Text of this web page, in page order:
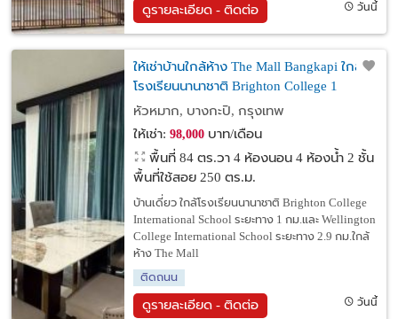
ดูรายละเอียด - ติดต่อ วันนี้
ให้เช่าบ้านใกล้ห้าง The Mall Bangkapi ใกล้
โรงเรียนนานาชาติ Brighton College 1
กม.และ Wellington College2.9 กม.
หัวหมาก, บางกะปิ, กรุงเทพ
ให้เช่า: 98,000บาท/เดือน
พื้นที่ 84 ตร.วา 4 ห้องนอน 4 ห้องน้ำ 2 ชั้น
พื้นที่ใช้สอย 250 ตร.ม.
บ้านเดี่ยว ใกล้โรงเรียนนานาชาติ Brighton College
International School ระยะทาง 1 กม.และ Wellington
College International School ระยะทาง 2.9 กม.ใกล้
ห้าง The Mall
ติดถนน
ดูรายละเอียด - ติดต่อ วันนี้